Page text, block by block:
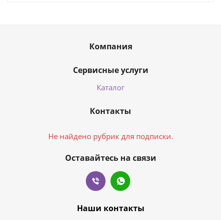
Компания
Сервисные услуги
Каталог
Контакты
Не найдено рубрик для подписки.
Оставайтесь на связи
Наши контакты